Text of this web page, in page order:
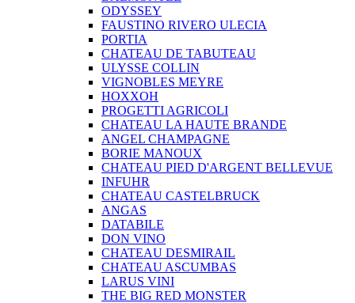
ODYSSEY
FAUSTINO RIVERO ULECIA
PORTIA
CHATEAU DE TABUTEAU
ULYSSE COLLIN
VIGNOBLES MEYRE
HOXXOH
PROGETTI AGRICOLI
CHATEAU LA HAUTE BRANDE
ANGEL CHAMPAGNE
BORIE MANOUX
CHATEAU PIED D'ARGENT BELLEVUE
INFUHR
CHATEAU CASTELBRUCK
ANGAS
DATABILE
DON VINO
CHATEAU DESMIRAIL
CHATEAU ASCUMBAS
LARUS VINI
THE BIG RED MONSTER